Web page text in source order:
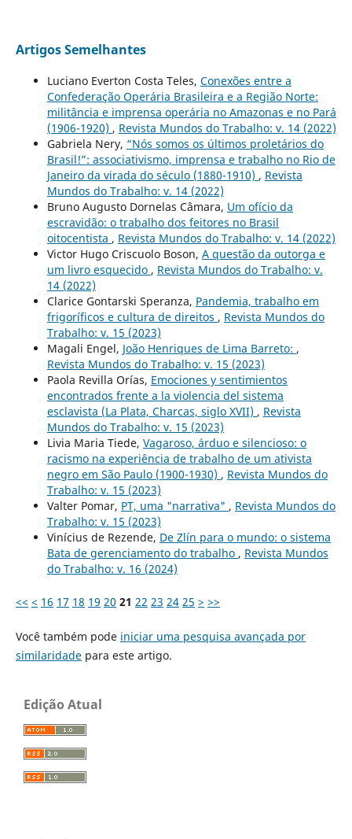
Artigos Semelhantes
Luciano Everton Costa Teles, Conexões entre a
Confederação Operária Brasileira e a Região Norte:
militância e imprensa operária no Amazonas e no Pará
(1906-1920) , Revista Mundos do Trabalho: v. 14 (2022)
Gabriela Nery, “Nós somos os últimos proletários do
Brasil!”: associativismo, imprensa e trabalho no Rio de
Janeiro da virada do século (1880-1910) , Revista
Mundos do Trabalho: v. 14 (2022)
Bruno Augusto Dornelas Câmara, Um ofício da
escravidão: o trabalho dos feitores no Brasil
oitocentista , Revista Mundos do Trabalho: v. 14 (2022)
Victor Hugo Criscuolo Boson, A questão da outorga e
um livro esquecido , Revista Mundos do Trabalho: v.
14 (2022)
Clarice Gontarski Speranza, Pandemia, trabalho em
frigoríficos e cultura de direitos , Revista Mundos do
Trabalho: v. 15 (2023)
Magali Engel, João Henriques de Lima Barreto: ,
Revista Mundos do Trabalho: v. 15 (2023)
Paola Revilla Orías, Emociones y sentimientos
encontrados frente a la violencia del sistema
esclavista (La Plata, Charcas, siglo XVII) , Revista
Mundos do Trabalho: v. 15 (2023)
Livia Maria Tiede, Vagaroso, árduo e silencioso: o
racismo na experiência de trabalho de um ativista
negro em São Paulo (1900-1930) , Revista Mundos do
Trabalho: v. 15 (2023)
Valter Pomar, PT, uma "narrativa" , Revista Mundos do
Trabalho: v. 15 (2023)
Vinícius de Rezende, De Zlín para o mundo: o sistema
Bata de gerenciamento do trabalho , Revista Mundos
do Trabalho: v. 16 (2024)
<< < 16 17 18 19 20 21 22 23 24 25 > >>
Você também pode iniciar uma pesquisa avançada por
similaridadepara este artigo.
Edição Atual